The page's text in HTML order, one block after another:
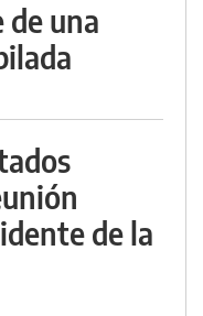
una
de la